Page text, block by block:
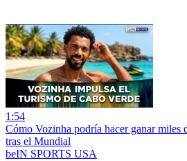
1:54
Cómo Vozinha podría hacer ganar miles
tras el Mundial
beIN SPORTS USA